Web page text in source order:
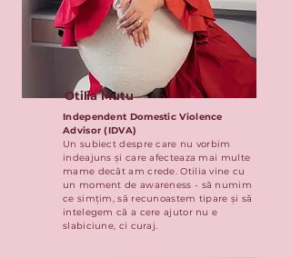
Otilia Mutu
Independent Domestic Violence
Advisor (IDVA)
Un subiect despre care nu vorbim
indeajuns și care afecteaza mai multe
mame decât am crede. Otilia vine cu
un moment de awareness - să numim
ce simțim, să recunoastem tipare și să
intelegem că a cere ajutor nu e
slabiciune, ci curaj.